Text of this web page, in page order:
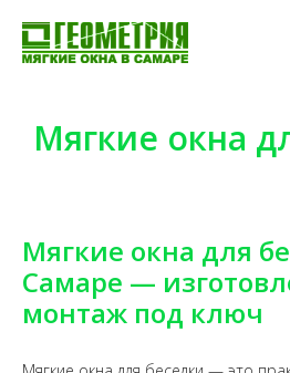
Мягкие окна
Мягкие окна для
Самаре —
монтаж под ключ